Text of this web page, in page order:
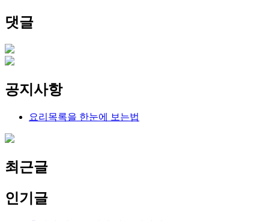
댓글
공지사항
요리목록을 한눈에 보는법
최근글
인기글